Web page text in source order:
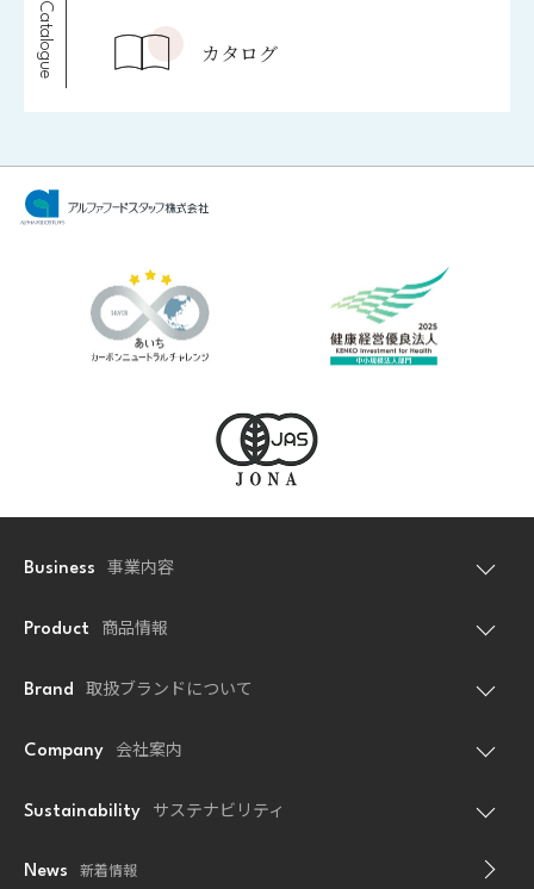
Catalogue カタログ
Business 事業内容
Product 商品情報
Brand 取扱ブランドについて
Company 会社案内
Sustainability サステナビリティ
News 新着情報